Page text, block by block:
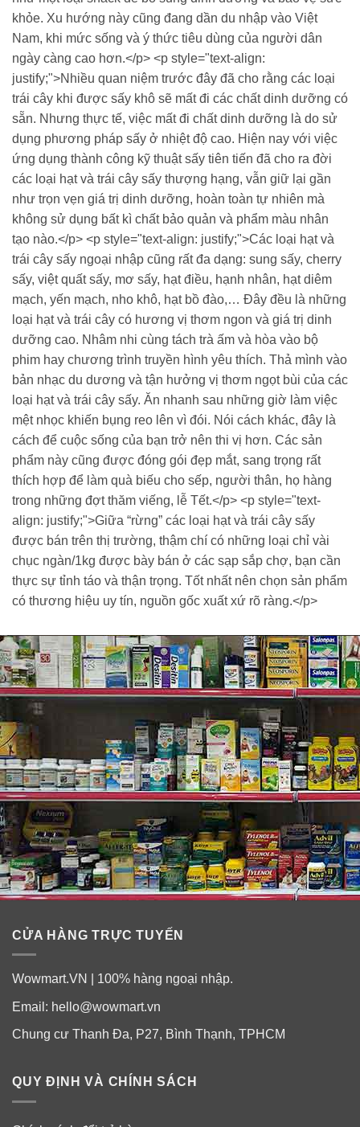
khỏe. Xu hướng này cũng đang dần du nhập vào Việt
Nam, khi mức sống và ý thức tiêu dùng của người dân
ngày càng cao hơn.</p> <p style="text-align:
justify;">Nhiều quan niệm trước đây đã cho rằng các loại
trái cây khi được sấy khô sẽ mất đi các chất dinh dưỡng có
sẵn. Nhưng thực tế, việc mất đi chất dinh dưỡng là do sử
dụng phương pháp sấy ở nhiệt độ cao. Hiện nay với việc
ứng dụng thành công kỹ thuật sấy tiên tiến đã cho ra đời
các loại hạt và trái cây sấy thượng hạng, vẫn giữ lại gần
như trọn vẹn giá trị dinh dưỡng, hoàn toàn tự nhiên mà
không sử dụng bất kì chất bảo quản và phẩm màu nhân
tạo nào.</p> <p style="text-align: justify;">Các loại hạt và
trái cây sấy ngoại nhập cũng rất đa dạng: sung sấy, cherry
sấy, việt quất sấy, mơ sấy, hạt điều, hạnh nhân, hạt diêm
mạch, yến mạch, nho khô, hạt bồ đào,… Đây đều là những
loại hạt và trái cây có hương vị thơm ngon và giá trị dinh
dưỡng cao. Nhâm nhi cùng tách trà ấm và hòa vào bộ
phim hay chương trình truyền hình yêu thích. Thả mình vào
bản nhạc du dương và tận hưởng vị thơm ngọt bùi của các
loại hạt và trái cây sấy. Ăn nhanh sau những giờ làm việc
mệt nhọc khiến bụng reo lên vì đói. Nói cách khác, đây là
cách để cuộc sống của bạn trở nên thi vị hơn. Các sản
phẩm này cũng được đóng gói đẹp mắt, sang trọng rất
thích hợp để làm quà biếu cho sếp, người thân, họ hàng
trong những đợt thăm viếng, lễ Tết.</p> <p style="text-
align: justify;">Giữa “rừng” các loại hạt và trái cây sấy
được bán trên thị trường, thậm chí có những loại chỉ vài
chục ngàn/1kg được bày bán ở các sạp sắp chợ, bạn cần
thực sự tỉnh táo và thận trọng. Tốt nhất nên chọn sản phẩm
có thương hiệu uy tín, nguồn gốc xuất xứ rõ ràng.</p>
CỬA HÀNG TRỰC TUYẾN
Wowmart.VN | 100% hàng ngoại nhập.
Email: hello@wowmart.vn
Chung cư Thanh Đa, P27, Bình Thạnh, TPHCM
QUY ĐỊNH VÀ CHÍNH SÁCH